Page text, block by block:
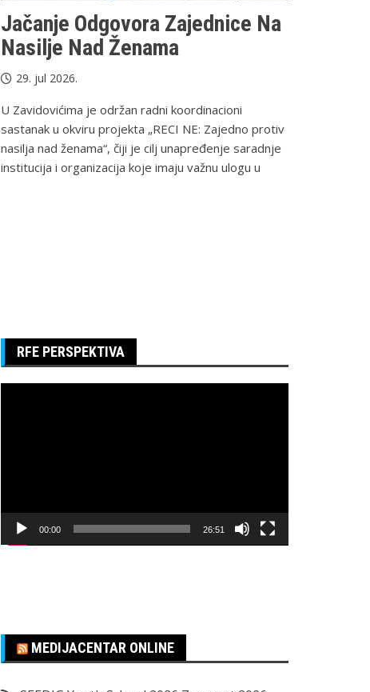
Jačanje Odgovora Zajednice Na
Nasilje Nad Ženama
29. jul 2026.
U Zavidovićima je održan radni koordinacioni
sastanak u okviru projekta „RECI NE: Zajedno protiv
nasilja nad ženama“, čiji je cilj unapređenje saradnje
institucija i organizacija koje imaju važnu ulogu u
RFE PERSPEKTIVA
00:00 26:51
MEDIJACENTAR ONLINE